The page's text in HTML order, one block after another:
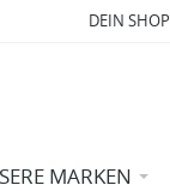
DEIN SHOP
MARKEN